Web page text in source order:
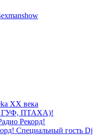
XX века
ГУФ, ПТАХА)!
Рекорд!
Специальный гость Dj